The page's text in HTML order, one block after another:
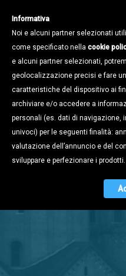
Stampa e
Informativa
Noi e alcuni partner selezionati
come specificato nella cookie
e alcuni partner selezionati,
geolocalizzazione precisi e fare
caratteristiche del dispositivo ai
archiviare e/o accedere a
personali (es. dati di navigazione,
univoci) per le seguenti finalità:
valutazione dell’annuncio e del
sviluppare e perfezionare i prodotti.